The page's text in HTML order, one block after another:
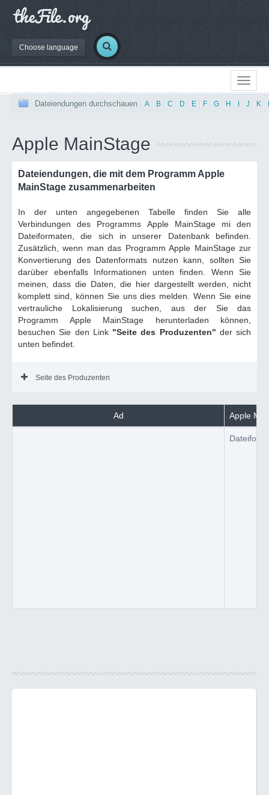
Choose language
Dateiendungen durchschauen A B C D E F G H J K
Apple MainStage
Dateiendungen, die mit dem Programm Apple
MainStage zusammenarbeiten
In der unten angegebenen Tabelle finden Sie alle
Verbindungen des Programms Apple MainStage mi den
Dateiformaten, die sich in unserer Datenbank befinden.
Zusätzlich, wenn man das Programm Apple MainStage zur
Konvertierung des Datenformats nutzen kann, sollten Sie
darüber ebenfalls Informationen unten finden. Wenn Sie
meinen, dass die Daten, die hier dargestellt werden, nicht
komplett sind, können Sie uns dies melden. Wenn Sie eine
vertrauliche Lokalisierung suchen, aus der Sie das
Programm Apple MainStage herunterladen können,
besuchen Sie den Link "Seite des Produzenten" der sich
unten befindet.
Seite des Produzenten
Ad Apple